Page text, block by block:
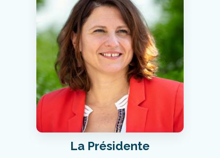
La Présidente